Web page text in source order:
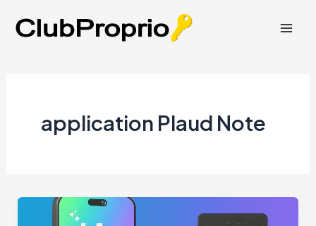
application Plaud Note